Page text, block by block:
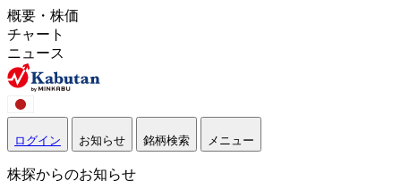
概要・株価
チャート
ニュース
ログイン お知らせ 銘柄検索 メニュー
株探からのお知らせ